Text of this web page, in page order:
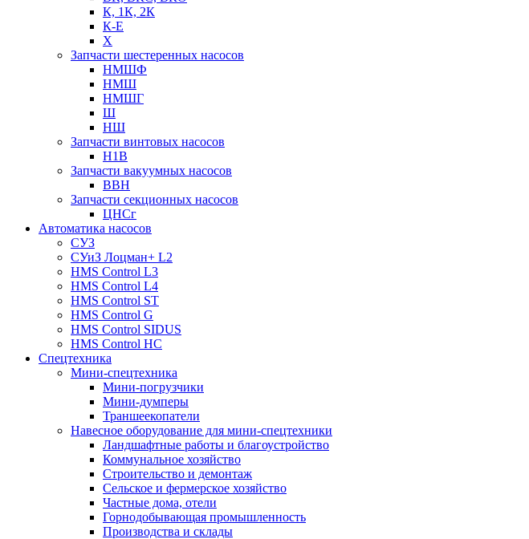
К, 1К, 2К
К-Е
Х
Запчасти шестеренных насосов
НМШФ
НМШ
НМШГ
Ш
НШ
Запчасти винтовых насосов
Н1В
Запчасти вакуумных насосов
ВВН
Запчасти секционных насосов
ЦНСг
Автоматика насосов
СУЗ
СУиЗ Лоцман+ L2
HMS Control L3
HMS Control L4
HMS Control ST
HMS Control G
HMS Control SIDUS
HMS Control HC
Спецтехника
Мини-спецтехника
Мини-погрузчики
Мини-думперы
Траншеекопатели
Навесное оборудование для мини-спецтехники
Ландшафтные работы и благоустройство
Коммунальное хозяйство
Строительство и демонтаж
Сельское и фермерское хозяйство
Частные дома, отели
Горнодобывающая промышленность
Производства и склады